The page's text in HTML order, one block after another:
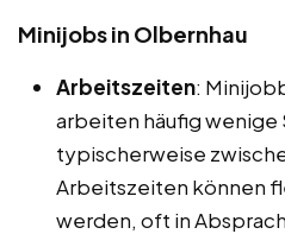
Minijobs in Olbernhau
Arbeitszeiten:
arbeiten häufig wenige
typischerweise
Arbeitszeiten können
werden, oft in